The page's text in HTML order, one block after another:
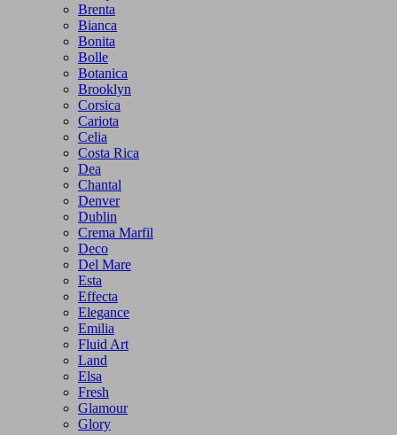
Brenta
Bianca
Bonita
Bolle
Botanica
Brooklyn
Corsica
Cariota
Celia
Costa Rica
Dea
Chantal
Denver
Dublin
Crema Marfil
Deco
Del Mare
Esta
Effecta
Elegance
Emilia
Fluid Art
Land
Elsa
Fresh
Glamour
Glory